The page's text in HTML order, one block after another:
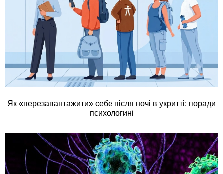
Як «перезавантажити» себе після ночі в укритті: поради
психологині